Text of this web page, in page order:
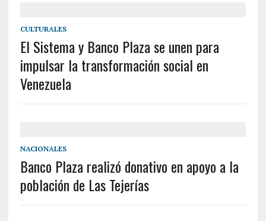
CULTURALES
El Sistema y Banco Plaza se unen para
impulsar la transformación social en
Venezuela
NACIONALES
Banco Plaza realizó donativo en apoyo a la
población de Las Tejerías